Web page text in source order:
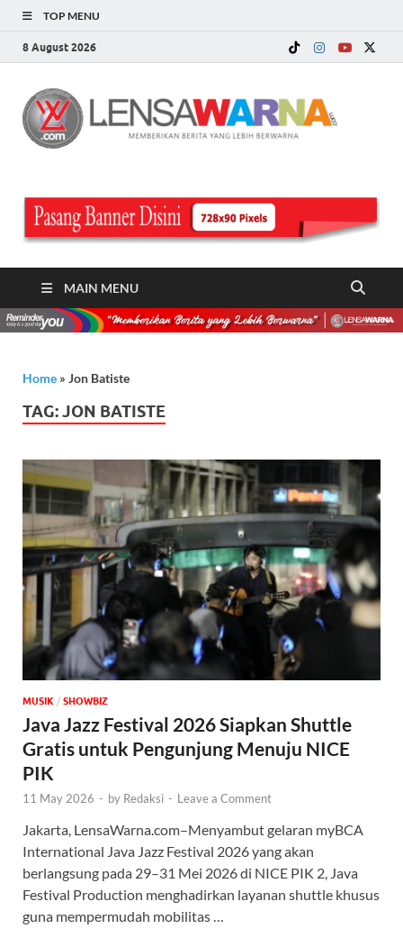
TOP MENU
8 August 2026
MAIN MENU
Home » Jon Batiste
TAG:JON BATISTE
MUSIK / ‎SHOWBIZ
Java Jazz Festival 2026 Siapkan Shuttle
Gratis untuk Pengunjung Menuju NICE
PIK
11 May 2026 - by Redaksi - Leave a Comment
Jakarta, LensaWarna.com–Menyambut gelaran myBCA
International Java Jazz Festival 2026 yang akan
berlangsung pada 29–31 Mei 2026 di NICE PIK 2, Java
Festival Production menghadirkan layanan shuttle khusus
guna mempermudah mobilitas …